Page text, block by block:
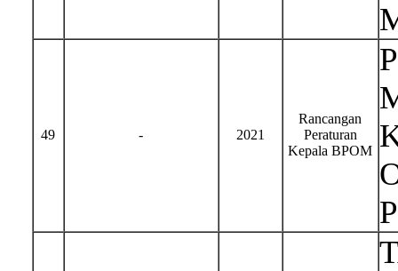
49 - 2021
Rancangan
Peraturan
Kepala BPOM